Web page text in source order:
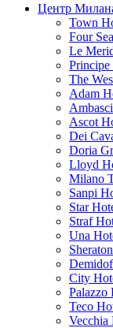
Центр
Town
Four
Le
The
Adam
Ascot
Dei
Doria
Lloyd
Milano
Sanpi
Star
Straf
Una
City
Palazzo
Teco